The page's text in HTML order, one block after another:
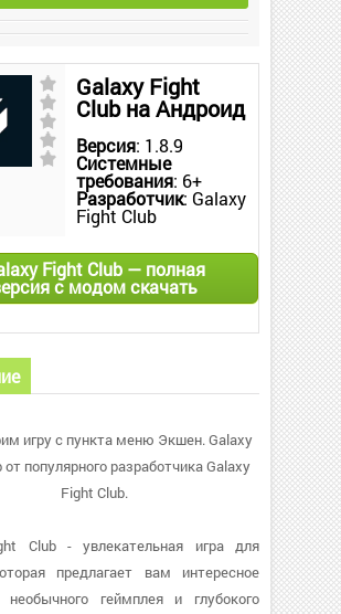
Galaxy Fight
Club на Андроид
Версия: 1.8.9
Системные
требования: 6+
Разработчик: Galaxy
Fight Club
Fight Club — полная
с модом скачать
игру с пункта меню Экшен. Galaxy
от популярного разработчика Galaxy
Fight Club.
Club - увлекательная игра для
предлагает вам интересное
необычного геймплея и глубокого